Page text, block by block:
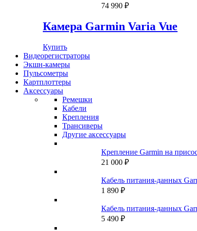
74 990 ₽
Камера Garmin Varia Vue
Купить
Видеорегистраторы
Экшн-камеры
Пульсометры
Картплоттеры
Аксессуары
Ремешки
Кабели
Крепления
Трансиверы
Другие аксессуары
Крепление Garmin на
21 000 ₽
Кабель питания-данных
1 890 ₽
Кабель питания-данных
5 490 ₽